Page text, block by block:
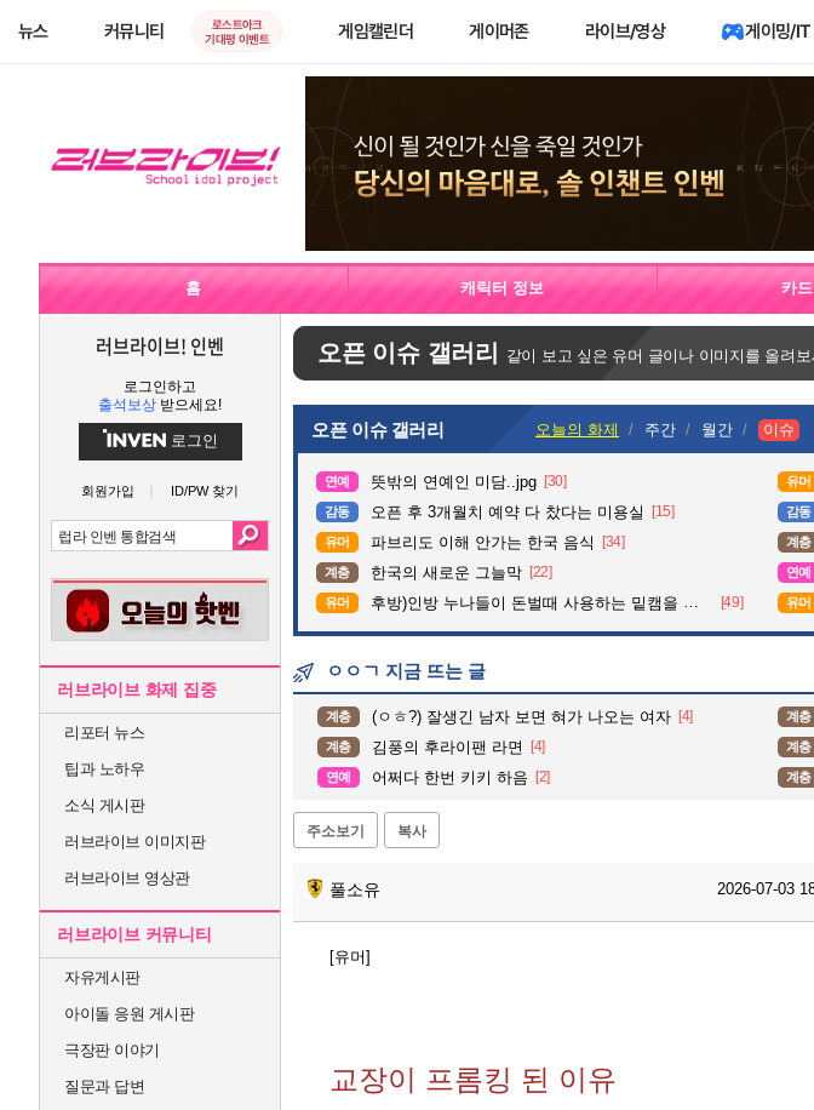
뉴스 커뮤니티
로스트아크
기대평 이벤트
게임캘린더 게이머존 라이브/영상 게이밍/IT
홈 캐릭터 정보 카
러브라이브! 인벤
로그인하고
출석보상 받으세요!
로그인
회원가입 ID/PW 찾기
러브라이브 화제 집중
리포터 뉴스
팁과 노하우
소식 게시판
러브라이브 이미지판
러브라이브 영상관
러브라이브 커뮤니티
자유게시판
아이돌 응원 게시판
극장판 이야기
질문과 답변
오픈 이슈 갤러리 같이 보고 싶은 유머 글이나 이미지를 올려보
오픈 이슈 갤러리 오늘의 화제 주간 월간 이슈
연예 뜻밖의 연예인 미담..jpg [30] 유머
감동 오픈 후 3개월치 예약 다 찼다는 미용실 [15] 감동
유머 파브리도 이해 안가는 한국 음식 [34] 계층
계층 한국의 새로운 그늘막 [22] 연예
유머 후방)인방 누나들이 돈벌때 사용하는 밑캠을 알아보자 [49] 유머
ㅇㅇㄱ 지금 뜨는 글
계층 (ㅇㅎ?) 잘생긴 남자 보면 혀가 나오는 여자 [4] 계층
계층 김풍의 후라이팬 라면 [4] 계층
연예 어쩌다 한번 키키 하음 [2] 계층
주소보기 복사
풀소유 2026-07-03
[유머]
교장이 프롬킹 된 이유